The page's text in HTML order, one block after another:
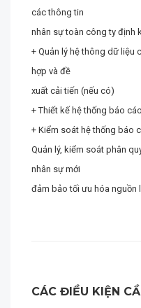
các thông tin
nhân sự toàn công ty định
+ Quản lý hệ thông dữ liệu
hợp và đề
xuất cải tiến (nếu có)
+ Thiết kế hệ thống báo
+ Kiểm soát hệ thống báo
Quản lý, kiểm soát phân
nhân sự mới
đảm bảo tối ưu hóa nguồn
CÁC ĐIỀU KIỆN